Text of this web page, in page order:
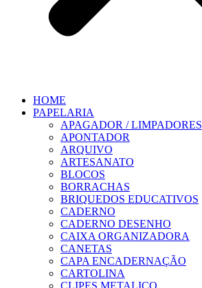
HOME
PAPELARIA
APAGADOR / LIMPADORES
APONTADOR
ARQUIVO
ARTESANATO
BLOCOS
BORRACHAS
BRIQUEDOS EDUCATIVOS
CADERNO
CADERNO DESENHO
CAIXA ORGANIZADORA
CANETAS
CAPA ENCADERNAÇÃO
CARTOLINA
CLIPES METALICO